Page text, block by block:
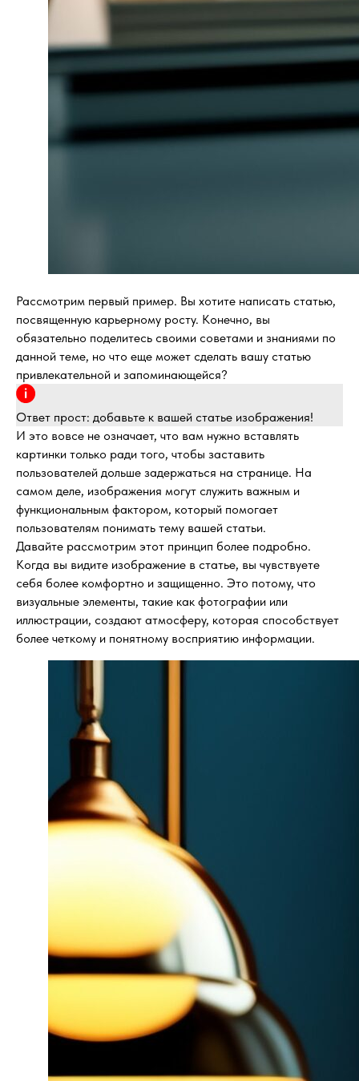
Рассмотрим первый пример. Вы хотите написать статью,
посвященную карьерному росту. Конечно, вы
обязательно поделитесь своими советами и знаниями по
данной теме, но что еще может сделать вашу статью
привлекательной и запоминающейся?
Ответ прост: добавьте к вашей статье изображения!
И это вовсе не означает, что вам нужно вставлять
картинки только ради того, чтобы заставить
пользователей дольше задержаться на странице. На
самом деле, изображения могут служить важным и
функциональным фактором, который помогает
пользователям понимать тему вашей статьи.
Давайте рассмотрим этот принцип более подробно.
Когда вы видите изображение в статье, вы чувствуете
себя более комфортно и защищенно. Это потому, что
визуальные элементы, такие как фотографии или
иллюстрации, создают атмосферу, которая способствует
более четкому и понятному восприятию информации.